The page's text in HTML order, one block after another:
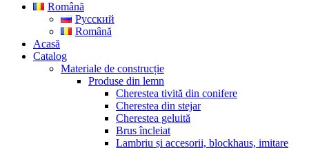
Română
Русский
Română
Acasă
Catalog
Materiale de construcție
Produse din lemn
Cherestea tivită din conifere
Cherestea din stejar
Cherestea geluită
Brus încleiat
Lambriu și accesorii, blockhaus, imitare